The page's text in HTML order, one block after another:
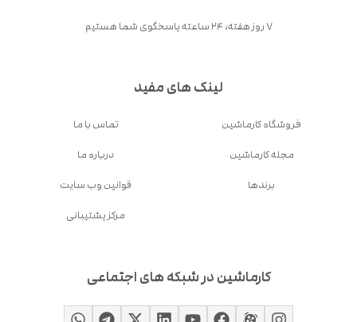
۷ روز هفته، ۲۴ ساعته پاسخگوی شما هستیم
لینک های مفید
فروشگاه کارماشین
مجله کارماشین
برندها
تماس با ما
درباره ما
قوانین وب سایت
مرکز پشتیبانی
کارماشین در شبکه های اجتماعی